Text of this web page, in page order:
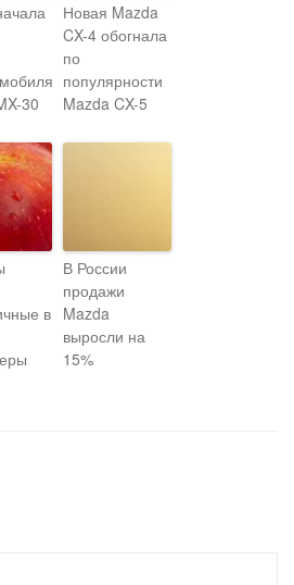
30
Новая Mazda
CX-4 обогнала
по
популярности
Mazda CX-5
в
В России
продажи
Mazda
выросли на
15%